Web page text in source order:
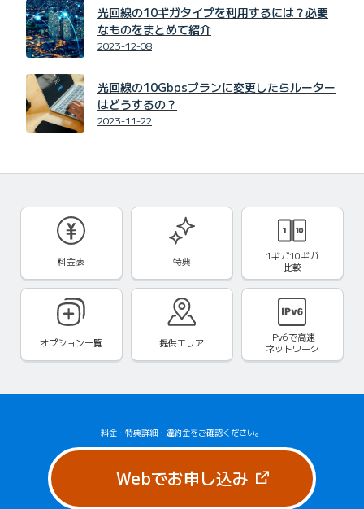
光回線の10ギガタイプを利用するには？必要
なものをまとめて紹介
2023-12-08
光回線の10Gbpsプランに変更したらルーター
はどうするの？
2023-11-22
料金表 特典
1ギガ10ギガ
比較
オプション一覧 提供エリア IPv6で高速
ネットワーク
料金 ・ 特典詳細 ・ 違約金をご確認ください。
Webでお申し込み（新しいタブ